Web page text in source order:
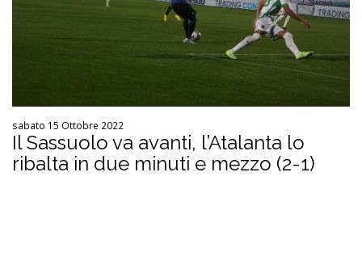
sabato 15 Ottobre 2022
Il Sassuolo va avanti, l’Atalanta lo
ribalta in due minuti e mezzo (2-1)